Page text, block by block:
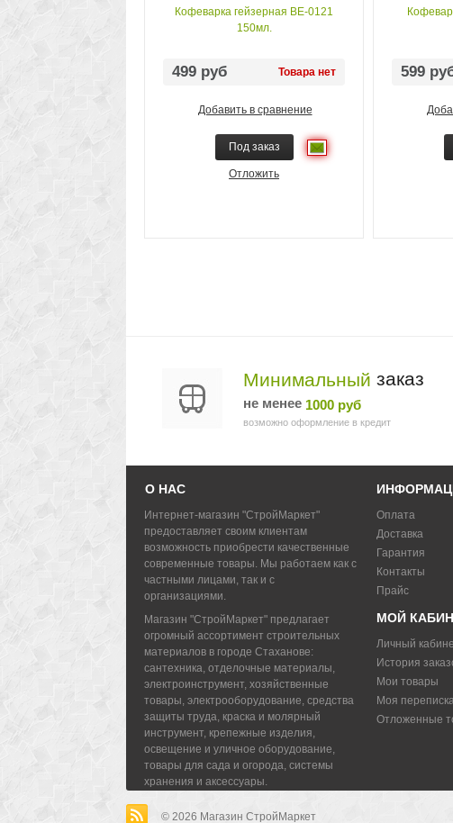
Кофеварка гейзерная BE-0121
150мл.
499 руб Товара нет
Добавить в сравнение
Под заказ
Отложить
599
Минимальный заказ
не менее 1000 руб
возможно оформление в кредит
О НАС
Интернет-магазин "СтройМаркет"
предоставляет своим клиентам
возможность приобрести качественные
современные товары. Мы работаем как с
частными лицами, так и с
организациями.
Магазин "СтройМаркет" предлагает
огромный ассортимент строительных
материалов в городе Стаханове:
сантехника, отделочные материалы,
электроинструмент, хозяйственные
товары, электрооборудование, средства
защиты труда, краска и молярный
инструмент, крепежные изделия,
освещение и уличное оборудование,
товары для сада и огорода, системы
хранения и аксессуары.
Оплата
Доставка
Гарантия
Контакты
Прайс
МОЙ
Личный
История
Мои товары
Моя
Отложенные
© 2026 Магазин СтройМаркет